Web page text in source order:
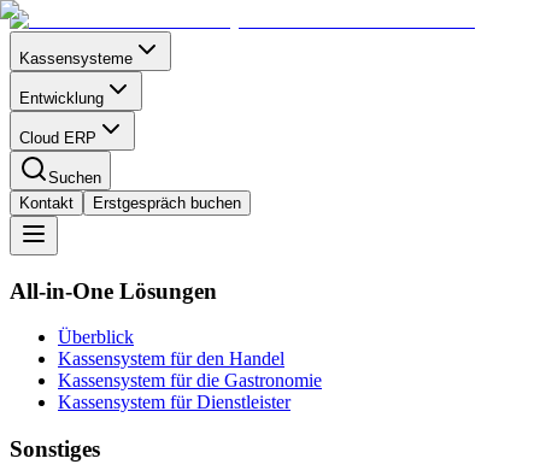
Kassensysteme
Entwicklung
Cloud ERP
Suchen
Kontakt
Erstgespräch buchen
All-in-One Lösungen
Überblick
Kassensystem für den Handel
Kassensystem für die Gastronomie
Kassensystem fürDienstleister
Sonstiges